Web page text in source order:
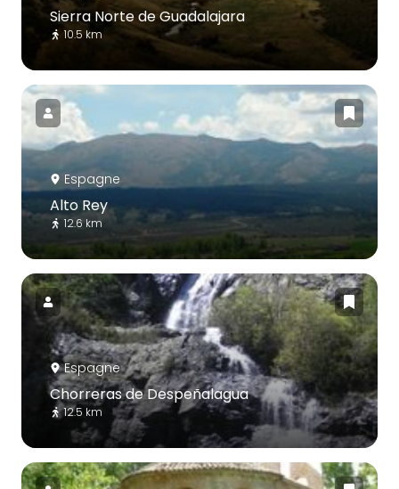
Sierra Norte de Guadalajara
10.5 km
Espagne
Alto Rey
12.6 km
Espagne
Chorreras de Despeñalagua
12.5 km